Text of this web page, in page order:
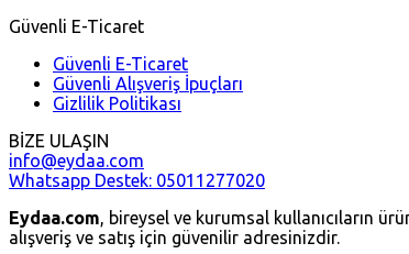
Güvenli E-Ticaret
Güvenli E-Ticaret
Güvenli Alışveriş İpuçları
Gizlilik Politikası
BİZE ULAŞIN
info@eydaa.com
Whatsapp Destek: 05011277020
Eydaa.com, bireysel ve kurumsal kullanıcıların
alışveriş ve satış için güvenilir adresinizdir.